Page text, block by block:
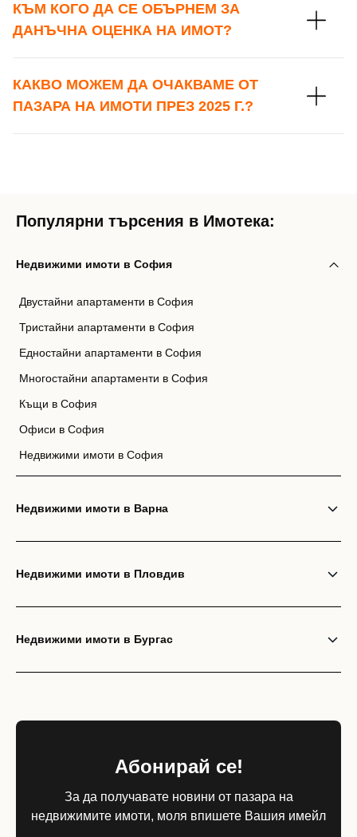
КЪМ КОГО ДА СЕ ОБЪРНЕМ ЗА
ДАНЪЧНА ОЦЕНКА НА ИМОТ?
КАКВО МОЖЕМ ДА ОЧАКВАМЕ ОТ
ПАЗАРА НА ИМОТИ ПРЕЗ 2025 Г.?
Популярни търсения в Имотека:
Недвижими имоти в София
Двустайни апартаменти в София
Тристайни апартаменти в София
Едностайни апартаменти в София
Многостайни апартаменти в София
Къщи в София
Офиси в София
Недвижими имоти в София
Недвижими имоти в Варна
Недвижими имоти в Пловдив
Недвижими имоти в Бургас
Абонирай се!
За да получавате новини от пазара на
недвижимите имоти, моля впишете Вашия имейл